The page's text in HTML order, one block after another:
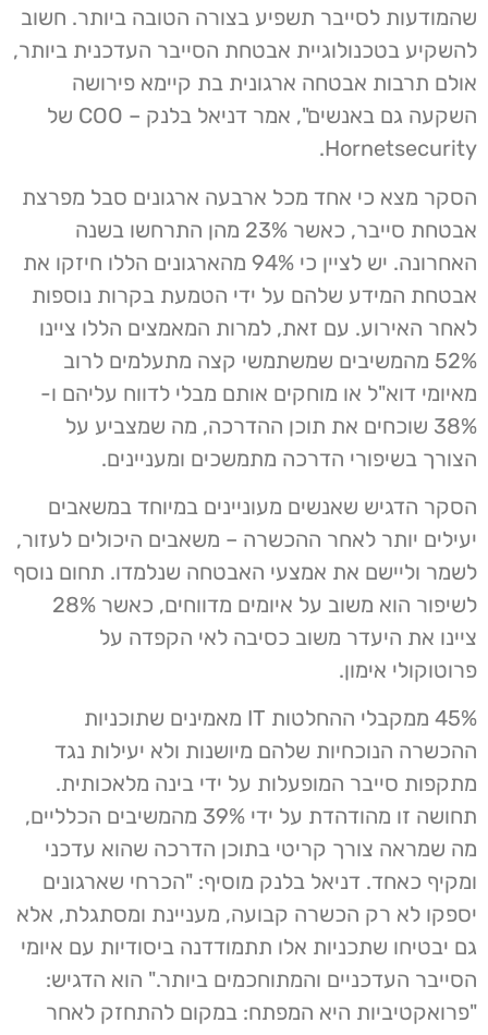
שהמודעות לסייבר תשפיע בצורה הטובה ביותר. חשוב
להשקיע בטכנולוגיית אבטחת הסייבר העדכנית ביותר,
אולם תרבות אבטחה ארגונית בת קיימא פירושה
השקעה גם באנשים", אמר דניאל בלנק – COO של
Hornetsecurity.
הסקר מצא כי אחד מכל ארבעה ארגונים סבל מפרצת
אבטחת סייבר, כאשר 23% מהן התרחשו בשנה
האחרונה. יש לציין כי 94% מהארגונים הללו חיזקו את
אבטחת המידע שלהם על ידי הטמעת בקרות נוספות
לאחר האירוע. עם זאת, למרות המאמצים הללו ציינו
52% מהמשיבים שמשתמשי קצה מתעלמים לרוב
מאיומי דוא"ל או מוחקים אותם מבלי לדווח עליהם ו-
38% שוכחים את תוכן ההדרכה, מה שמצביע על
הצורך בשיפורי הדרכה מתמשכים ומעניינים.
הסקר הדגיש שאנשים מעוניינים במיוחד במשאבים
יעילים יותר לאחר ההכשרה – משאבים היכולים לעזור,
לשמר וליישם את אמצעי האבטחה שנלמדו. תחום נוסף
לשיפור הוא משוב על איומים מדווחים, כאשר 28%
ציינו את היעדר משוב כסיבה לאי הקפדה על
פרוטוקולי אימון.
45% ממקבלי ההחלטות IT מאמינים שתוכניות
ההכשרה הנוכחיות שלהם מיושנות ולא יעילות נגד
מתקפות סייבר המופעלות על ידי בינה מלאכותית.
תחושה זו מהודהדת על ידי 39% מהמשיבים הכלליים,
מה שמראה צורך קריטי בתוכן הדרכה שהוא עדכני
ומקיף כאחד. דניאל בלנק מוסיף: "הכרחי שארגונים
יספקו לא רק הכשרה קבועה, מעניינת ומסתגלת, אלא
גם יבטיחו שתכניות אלו תתמודדנה ביסודיות עם איומי
הסייבר העדכניים והמתוחכמים ביותר." הוא הדגיש:
"פרואקטיביות היא המפתח: במקום להתחזק לאחר